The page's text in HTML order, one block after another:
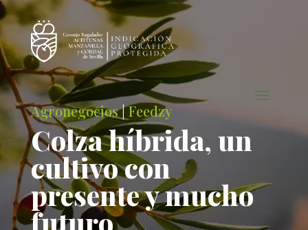
Agronegocios|Feedzy
Colza híbrida, un
cultivo con
presente y mucho
futuro